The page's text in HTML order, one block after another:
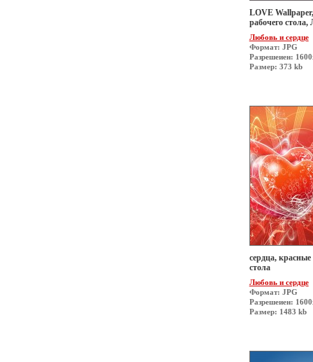
LOVE
рабочего стола,
Любовь и сердце
Формат: JPG
Разрешеиен:
Размер: 373 kb
сердца,
стола
Любовь и сердце
Формат: JPG
Разрешеиен:
Размер: 1483 kb